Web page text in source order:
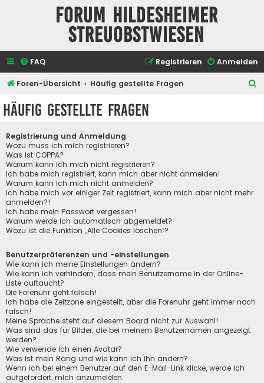
Forum Hildesheimer
Streuobstwiesen
FAQ Anmelden
Registrieren
Foren-Übersicht Häufig gestellte Fragen
Häufig gestellte Fragen
Registrierung und Anmeldung
Wozu muss ich mich registrieren?
Was ist COPPA?
Warum kann ich mich nicht registrieren?
Ich habe mich registriert, kann mich aber nicht anmelden!
Warum kann ich mich nicht anmelden?
Ich habe mich vor einiger Zeit registriert, kann mich aber nicht mehr
anmelden?!
Ich habe mein Passwort vergessen!
Warum werde ich automatisch abgemeldet?
Wozu ist die Funktion „Alle Cookies löschen“?
Benutzerpräferenzen und -einstellungen
Wie kann ich meine Einstellungen ändern?
Wie kann ich verhindern, dass mein Benutzername in der Online-
Liste auftaucht?
Die Forenuhr geht falsch!
Ich habe die Zeitzone eingestellt, aber die Forenuhr geht immer noch
falsch!
Meine Sprache steht auf diesem Board nicht zur Auswahl!
Was sind das für Bilder, die bei meinem Benutzernamen angezeigt
werden?
Wie verwende ich einen Avatar?
Was ist mein Rang und wie kann ich ihn ändern?
Wenn ich bei einem Benutzer auf den E-Mail-Link klicke, werde ich
aufgefordert, mich anzumelden.